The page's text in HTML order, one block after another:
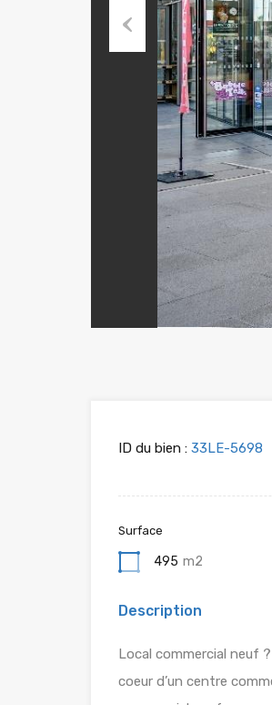
Previous
ID du bien : 33LE-5698
Surface
495 m2
Description
Local commercial neuf
coeur d’un centre